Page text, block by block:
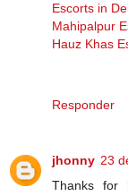
Escorts in
Mahipalpur
Hauz Khas
Responder
jhonny 23
Thanks for